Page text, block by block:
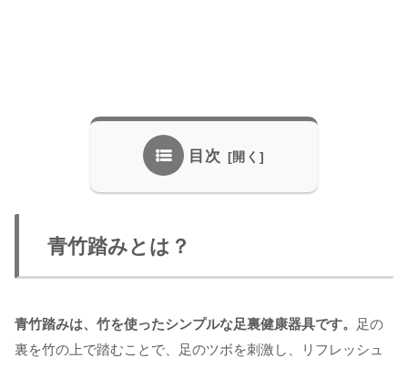
目次
青竹踏みとは？
青竹踏みは、竹を使ったシンプルな足裏健康器具です。 足の
裏を竹の上で踏むことで、足のツボを刺激し、リフレッシュ